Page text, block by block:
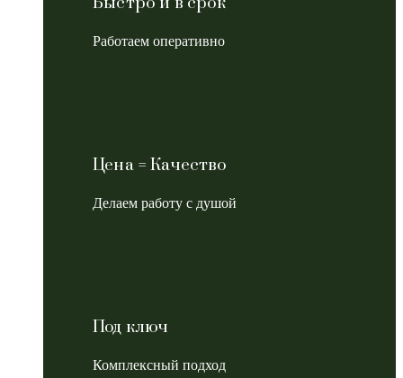
Работаем оперативно
Цена = Качество
Делаем работу с душой
Под ключ
Комплексный подход